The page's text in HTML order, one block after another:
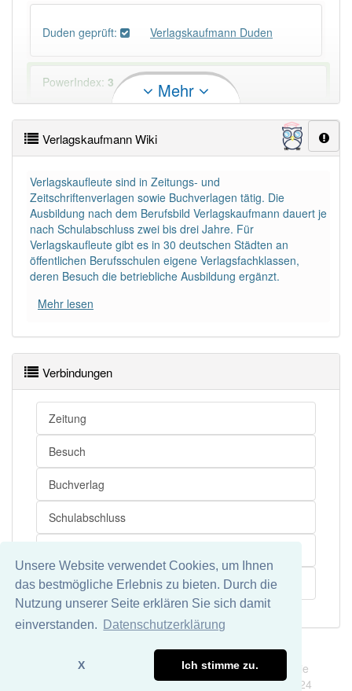
Unsere Website verwendet Cookies, um Ihnen
das bestmögliche Erlebnis zu bieten. Durch die
Nutzung unserer Seite erklären Sie sich damit
einverstanden.
Datenschutzerklärung
X Ich stimme zu.
Duden geprüft: Verlagskaufmann Duden
PowerIndex: 3
Häufigkeit: 4 von 10
Wörter mit Endung-verlagskaufmannaber mit
einem anderen Artikelder: 0
90% unserer Spielapp-Nutzer haben den Artikel
korrekt erraten.
Mehr
Verlagskaufmann Wiki
Verlagskaufleute sind in Zeitungs- und
Zeitschriftenverlagen sowie Buchverlagen tätig. Die
Ausbildung nach dem Berufsbild Verlagskaufmann dauert je
nach Schulabschluss zwei bis drei Jahre. Für
Verlagskaufleute gibt es in 30 deutschen Städten an
öffentlichen Berufsschulen eigene Verlagsfachklassen,
deren Besuch die betriebliche Ausbildung ergänzt.
Mehr lesen
Verbindungen
Zeitung
Besuch
Buchverlag
Schulabschluss
Berufsbild
Datenschutz
Wir übernehmen keine Garantie und keine Haftung für die
Richtigkeit und Vollständigkeit dieser Seite. DDDEasy 2024